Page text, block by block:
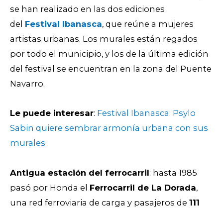
se han realizado en las dos ediciones
del Festival Ibanasca, que reúne a mujeres
artistas urbanas. Los murales están regados
por todo el municipio, y los de la última edición
del festival se encuentran en la zona del Puente
Navarro.
Le puede interesar: Festival Ibanasca: Psylo
Sabin quiere sembrar armonía urbana con sus
murales
Antigua estación del ferrocarril: hasta 1985
pasó por Honda el Ferrocarril de La Dorada,
una red ferroviaria de carga y pasajeros de 111